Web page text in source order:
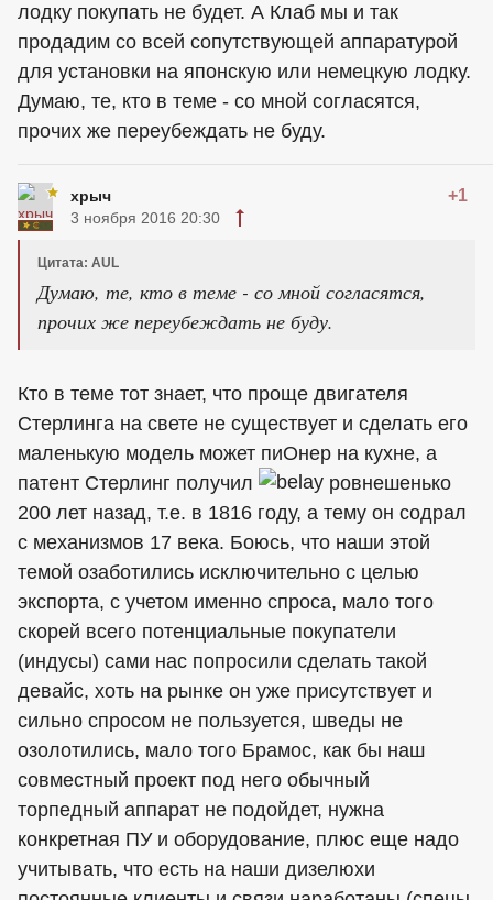
лодку покупать не будет. А Клаб мы и так
продадим со всей сопутствующей аппаратурой
для установки на японскую или немецкую лодку.
Думаю, те, кто в теме - со мной согласятся,
прочих же переубеждать не буду.
хрыч +1
3 ноября 2016 20:30
Цитата: AUL
Думаю, те, кто в теме - со мной согласятся,
прочих же переубеждать не буду.
Кто в теме тот знает, что проще двигателя
Стерлинга на свете не существует и сделать его
маленькую модель может пиОнер на кухне, а
патент Стерлинг получил
ровнешенько
200 лет назад, т.е. в 1816 году, а тему он содрал
с механизмов 17 века. Боюсь, что наши этой
темой озаботились исключительно с целью
экспорта, с учетом именно спроса, мало того
скорей всего потенциальные покупатели
(индусы) сами нас попросили сделать такой
девайс, хоть на рынке он уже присутствует и
сильно спросом не пользуется, шведы не
озолотились, мало того Брамос, как бы наш
совместный проект под него обычный
торпедный аппарат не подойдет, нужна
конкретная ПУ и оборудование, плюс еще надо
учитывать, что есть на наши дизелюхи